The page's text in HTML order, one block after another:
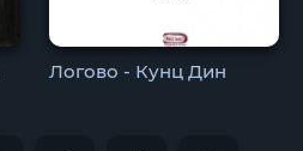
Логово - Кунц Дин